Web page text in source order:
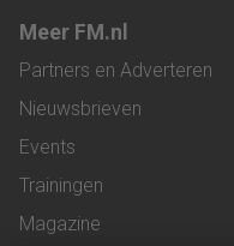
Meer FM.nl
Partners en Adverteren
Nieuwsbrieven
Events
Trainingen
Magazine